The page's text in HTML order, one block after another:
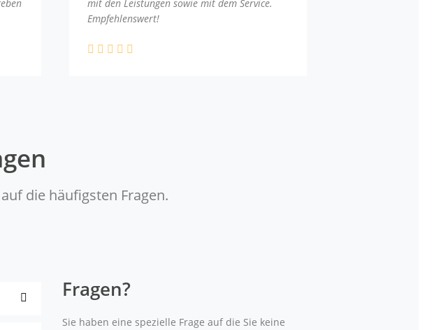
mit den Leistungen sowie mit dem Service.
Empfehlenswert!
die häufigsten Fragen.
Fragen?
Sie haben eine spezielle Frage auf die Sie keine